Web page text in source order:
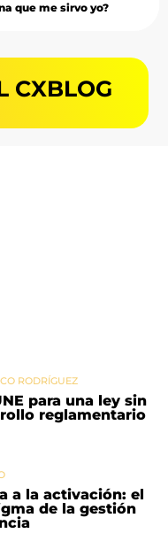
que me sirvo yo?
CXBLOG
RODRÍGUEZ
para una ley sin
reglamentario
a la activación: el
de la gestión